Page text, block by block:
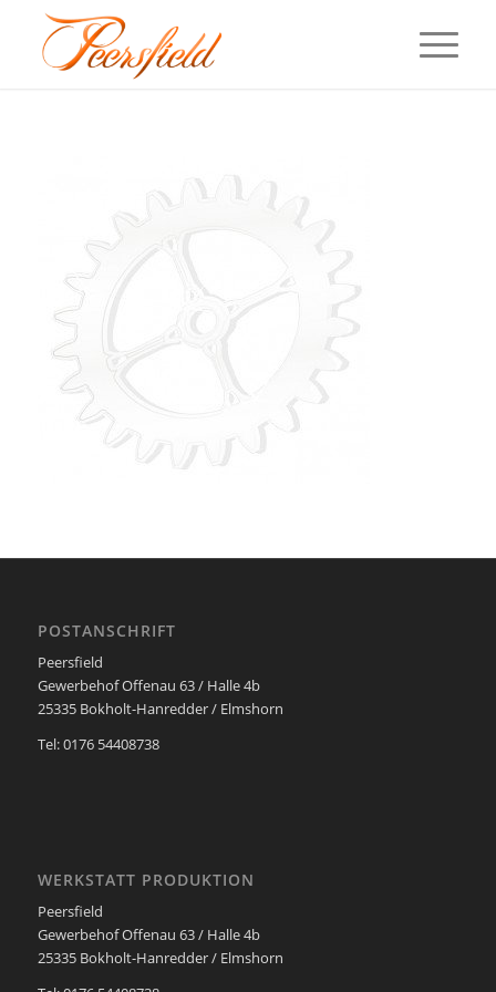
POSTANSCHRIFT
Peersfield
Gewerbehof Offenau 63 / Halle 4b
25335 Bokholt-Hanredder / Elmshorn
Tel: 0176 54408738
WERKSTATT PRODUKTION
Peersfield
Gewerbehof Offenau 63 / Halle 4b
25335 Bokholt-Hanredder / Elmshorn